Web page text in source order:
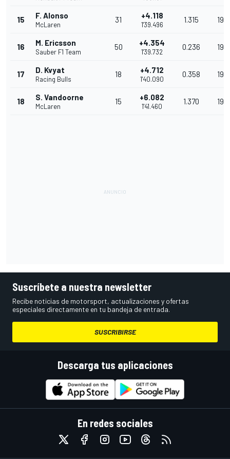
15 F. Alonso
McLaren
31 +4.118
1'39.496
1.315
16 M. Ericsson
Sauber F1 Team
50 +4.354
1'39.732
0.236
17 D. Kvyat
Racing Bulls
18 +4.712
1'40.090
0.358
18 S. Vandoorne
McLaren
15 +6.082
1'41.460
1.370
Suscríbete a nuestra newsletter
Recibe noticias de motorsport, actualizaciones y ofertas
especiales directamente en tu bandeja de entrada.
SUSCRIBIRSE
Descarga tus aplicaciones
En redes sociales